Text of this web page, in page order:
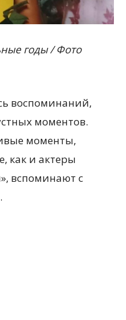
годы / Фото
воспоминаний,
моментов.
моменты,
как и актеры
вспоминают с